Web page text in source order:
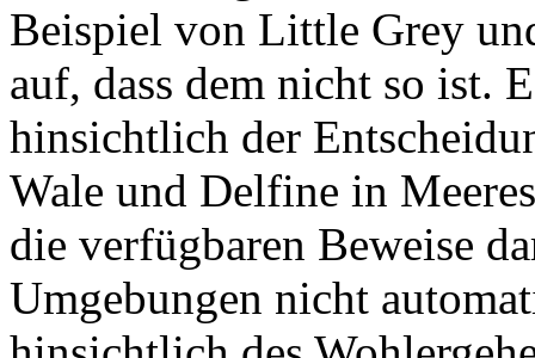
Beispiel von Little Grey
auf, dass dem nicht so ist.
hinsichtlich der
Wale und Delfine in
die verfügbaren Beweise
Umgebungen nicht